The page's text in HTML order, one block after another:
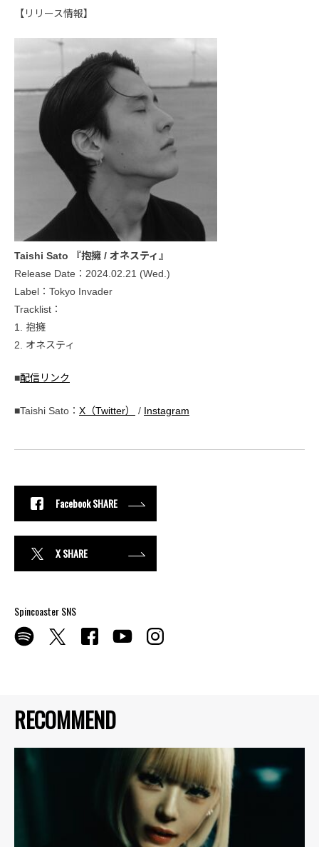
RECOMMEND
【リリース情報】
Taishi Sato 『抱擁 / オネスティ』
Release Date：2024.02.21 (Wed.)
Label：Tokyo Invader
Tracklist：
1. 抱擁
2. オネスティ
■配信リンク
■Taishi Sato： X（Twitter） / Instagram
Facebook SHARE
X SHARE
Spincoaster SNS